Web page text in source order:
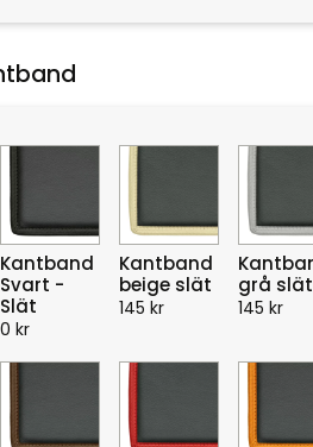
Kantband
Svart -
Slät
0 kr
Kantband
beige slät
145 kr
grå slät
145 kr